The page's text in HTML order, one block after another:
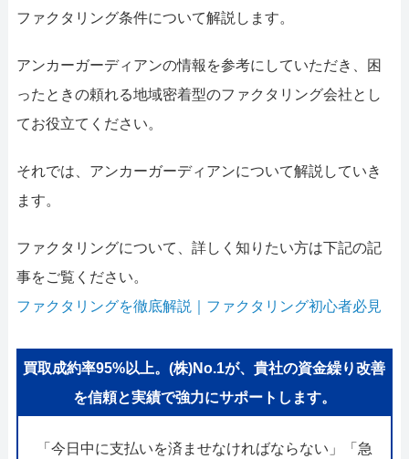
ファクタリング条件について解説します。
アンカーガーディアンの情報を参考にしていただき、困
ったときの頼れる地域密着型のファクタリング会社とし
てお役立てください。
それでは、アンカーガーディアンについて解説していき
ます。
ファクタリングについて、詳しく知りたい方は下記の記
事をご覧ください。
ファクタリングを徹底解説｜ファクタリング初心者必見
買取成約率95%以上。(株)No.1が、貴社の資金繰り改善
を信頼と実績で強力にサポートします。
「今日中に支払いを済ませなければならない」「急